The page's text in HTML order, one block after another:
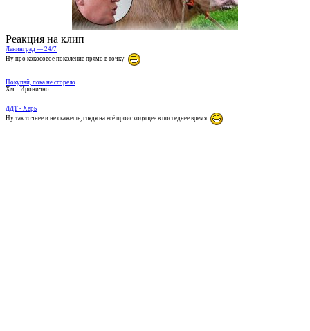
Реакция на клип
Ленинград — 24/7
Ну про кокосовое поколение прямо в точку
Покупай, пока не сгорело
Хм... Иронично.
ДДТ - Херь
Ну так точнее и не скажешь, глядя на всё происходящее в последнее время